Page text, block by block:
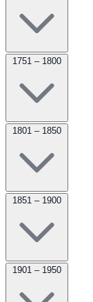
1751 – 1800
1801 – 1850
1851 – 1900
1901 – 1950